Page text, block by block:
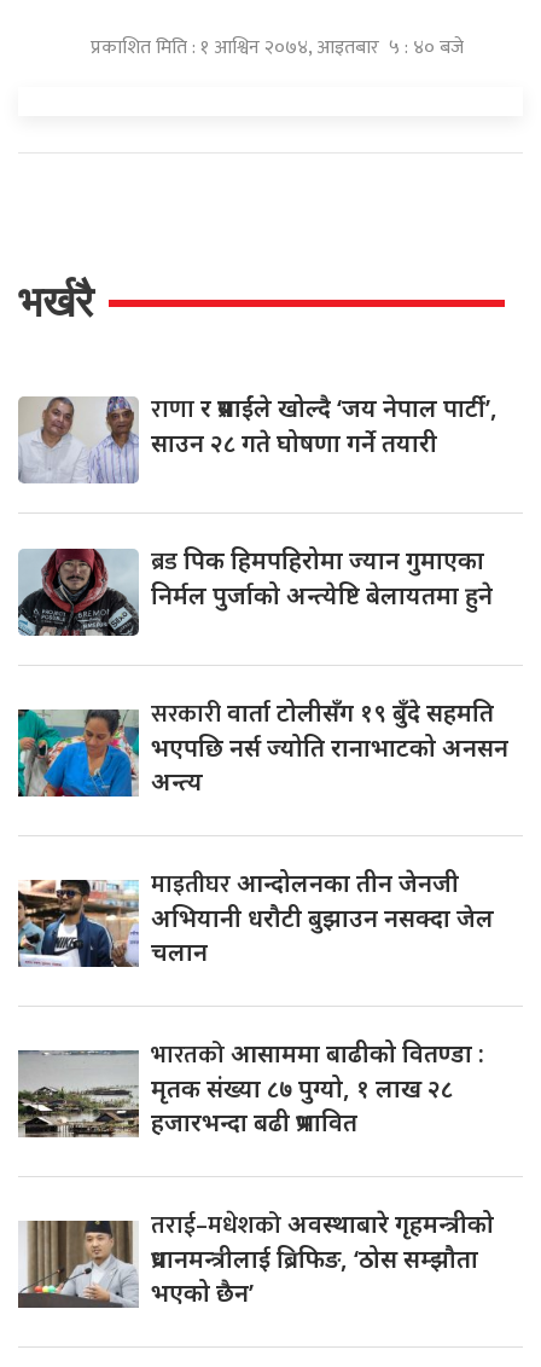
प्रकाशित मिति : १ आश्विन २०७४, आइतबार ५ : ४० बजे
भर्खरै
राणार प्रसाईंले खोल्दै ‘जय नेपाल पार्टी’,
साउन २८ गते घोषणा गर्ने तयारी
ब्रडपिक हिमपहिरोमा ज्यान गुमाएका
निर्मल पुर्जाको अन्त्येष्टि बेलायतमा हुने
सरकारीवार्ता टोलीसँग १९ बुँदे सहमति
भएपछि नर्स ज्योति रानाभाटको अनसन
अन्त्य
माइतीघरआन्दोलनका तीन जेनजी
अभियानी धरौटी बुझाउन नसक्दा जेल
चलान
भारतकोआसाममा बाढीको वितण्डा :
मृतक संख्या ८७ पुग्यो, १ लाख २८
हजारभन्दा बढी प्रभावित
तराई–मधेशकोअवस्थाबारे गृहमन्त्रीको
प्रधानमन्त्रीलाई ब्रिफिङ, ‘ठोस सम्झौता
भएको छैन’